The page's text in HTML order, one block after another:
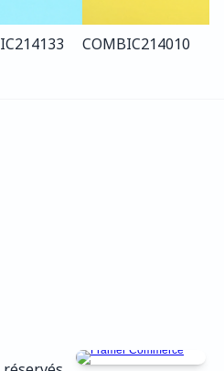
C214133 COMBIC214010